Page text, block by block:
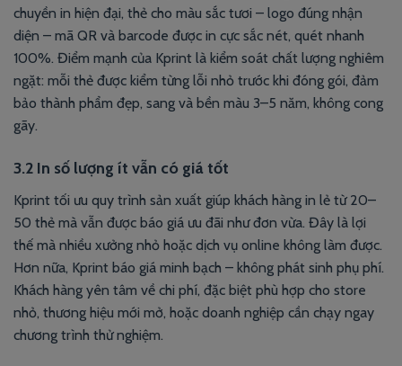
chuyền in hiện đại, thẻ cho màu sắc tươi – logo đúng nhận
diện – mã QR và barcode được in cực sắc nét, quét nhanh
100%. Điểm mạnh của Kprint là kiểm soát chất lượng nghiêm
ngặt: mỗi thẻ được kiểm từng lỗi nhỏ trước khi đóng gói, đảm
bảo thành phẩm đẹp, sang và bền màu 3–5 năm, không cong
gãy.
3.2 In số lượng ít vẫn có giá tốt
Kprint tối ưu quy trình sản xuất giúp khách hàng in lẻ từ 20–
50 thẻ mà vẫn được báo giá ưu đãi như đơn vừa. Đây là lợi
thế mà nhiều xưởng nhỏ hoặc dịch vụ online không làm được.
Hơn nữa, Kprint báo giá minh bạch – không phát sinh phụ phí.
Khách hàng yên tâm về chi phí, đặc biệt phù hợp cho store
nhỏ, thương hiệu mới mở, hoặc doanh nghiệp cần chạy ngay
chương trình thử nghiệm.